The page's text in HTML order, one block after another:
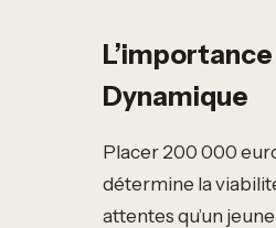
Dynamique
Placer 200 000
détermine la
attentes qu’un